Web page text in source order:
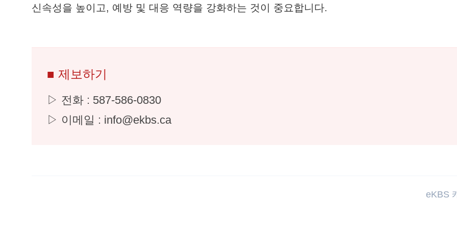
신속성을 높이고, 예방 및 대응 역량을 강화하는 것이 중요합니다.
■ 제보하기
▷ 전화 : 587-586-0830
▷ 이메일 : info@ekbs.ca
eKBS